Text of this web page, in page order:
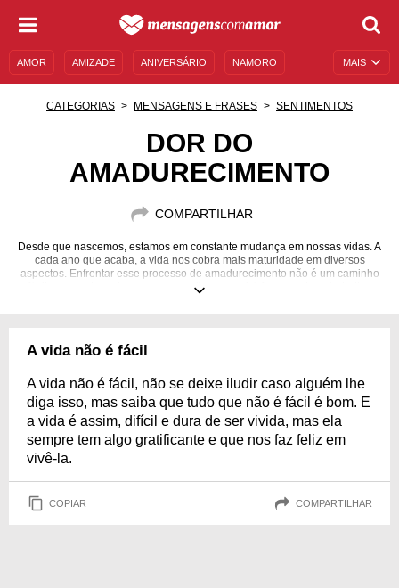
MAIS
AMOR AMIZADE ANIVERSÁRIO NAMORO
MENSAGENS E FRASES MENSAGENS DE ANIVERSÁRIO
CATEGORIAS MENSAGENS E FRASES SENTIMENTOS
DOR DO
AMADURECIMENTO
COMPARTILHAR
Desde que nascemos, estamos em constante mudança em nossas vidas. A
cada ano que acaba, a vida nos cobra mais maturidade em diversos
aspectos. Enfrentar esse processo de amadurecimento não é um caminho
fácil, mas tenha calma, porque você conseguirá fazer um bom trabalho.
A vida não é fácil
A vida não é fácil, não se deixe iludir caso alguém lhe
diga isso, mas saiba que tudo que não é fácil é bom. E
a vida é assim, difícil e dura de ser vivida, mas ela
sempre tem algo gratificante e que nos faz feliz em
vivê-la.
COPIAR COMPARTILHAR